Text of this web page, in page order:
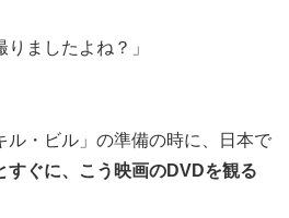
ましたよね？」
ル・ビル」の準備の時に、日本で
すぐに、こう映画のDVDを観る